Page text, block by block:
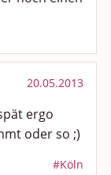
20.05.2013
ergo
oder so ;)
#Köln